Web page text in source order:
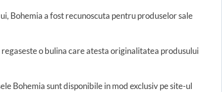
Bohemia a fost recunoscuta pentru produselor sale
o bulina care atesta originalitatea produsului
Bohemia sunt disponibile in mod exclusiv pe site-ul